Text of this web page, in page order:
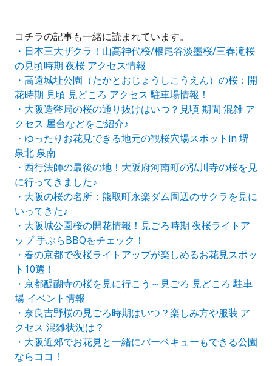
コチラの記事も一緒に読まれています。
・日本三大ザクラ！山高神代桜/根尾谷淡墨桜/三春滝桜
の見頃時期 夜桜 アクセス情報
・高遠城址公園（たかとおじょうしこうえん）の桜：開
花時期 見頃 見どころ アクセス 駐車場情報！
・大阪造幣局の桜の通り抜けはいつ？見頃 期間 混雑 ア
クセス 屋台などをご紹介♪
・ゆったりお花見できる地元の観桜穴場スポットin 堺
泉北 泉南
・西行法師の最後の地！大阪府河南町の弘川寺の桜を見
に行ってきました♪
・大阪の桜の名所：熊取町永楽ダム周辺のサクラを見に
いってきた♪
・大阪城公園桜の開花情報！見ごろ時期 夜桜ライトア
ップ 手ぶらBBQをチェック！
・春の京都で夜桜ライトアップが楽しめるお花見スポッ
ト10選！
・京都醍醐寺の桜を見に行こう～見ごろ 見どころ 駐車
場 イベント情報
・奈良吉野桜の見ごろ時期はいつ？楽しみ方や服装 ア
クセス 混雑状況は？
・大阪近郊でお花見と一緒にバーベキューもできる公園
ならココ！